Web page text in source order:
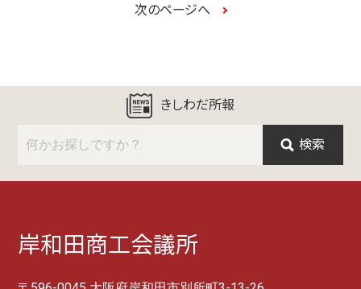
次のページへ
きしわだ所報
検索
岸和田商工会議所